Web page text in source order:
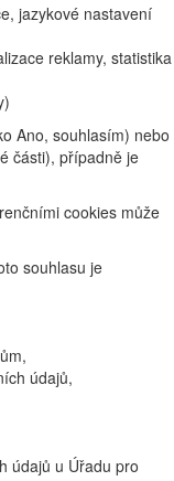
jazykové nastavení
reklamy, statistika
Ano, souhlasím) nebo
části), případně je
cookies může
souhlasu je
údajů,
údajů u Úřadu pro